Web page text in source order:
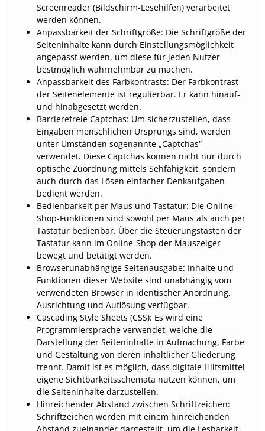
Screenreader (Bildschirm-Lesehilfen) verarbeitet
werden können.
Anpassbarkeit der Schriftgröße: Die Schriftgröße der
Seiteninhalte kann durch Einstellungsmöglichkeit
angepasst werden, um diese für jeden Nutzer
bestmöglich wahrnehmbar zu machen.
Anpassbarkeit des Farbkontrasts: Der Farbkontrast
der Seitenelemente ist regulierbar. Er kann hinauf-
und hinabgesetzt werden.
Barrierefreie Captchas: Um sicherzustellen, dass
Eingaben menschlichen Ursprungs sind, werden
unter Umständen sogenannte „Captchas“
verwendet. Diese Captchas können nicht nur durch
optische Zuordnung mittels Sehfähigkeit, sondern
auch durch das Lösen einfacher Denkaufgaben
bedient werden.
Bedienbarkeit per Maus und Tastatur: Die Online-
Shop-Funktionen sind sowohl per Maus als auch per
Tastatur bedienbar. Über die Steuerungstasten der
Tastatur kann im Online-Shop der Mauszeiger
bewegt und betätigt werden.
Browserunabhängige Seitenausgabe: Inhalte und
Funktionen dieser Website sind unabhängig vom
verwendeten Browser in identischer Anordnung,
Ausrichtung und Auflösung verfügbar.
Cascading Style Sheets (CSS): Es wird eine
Programmiersprache verwendet, welche die
Darstellung der Seiteninhalte in Aufmachung, Farbe
und Gestaltung von deren inhaltlicher Gliederung
trennt. Damit ist es möglich, dass digitale Hilfsmittel
eigene Sichtbarkeitsschemata nutzen können, um
die Seiteninhalte darzustellen.
Hinreichender Abstand zwischen Schriftzeichen:
Schriftzeichen werden mit einem hinreichenden